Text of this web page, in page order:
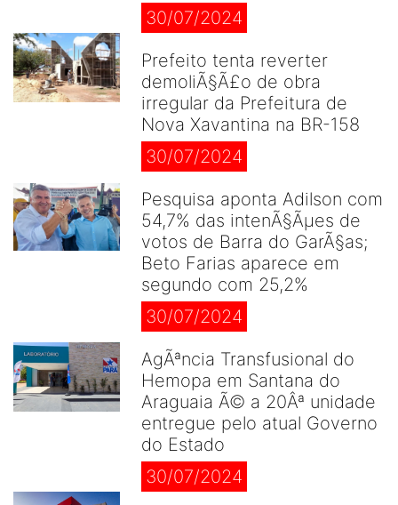
30/07/2024
Prefeito tenta reverter
demoliÃ§Ã£o de obra
irregular da Prefeitura de
Nova Xavantina na BR-158
30/07/2024
Pesquisa aponta Adilson com
54,7% das intenÃ§Ãµes de
votos de Barra do GarÃ§as;
Beto Farias aparece em
segundo com 25,2%
30/07/2024
AgÃªncia Transfusional do
Hemopa em Santana do
Araguaia Ã© a 20Âª unidade
entregue pelo atual Governo
do Estado
30/07/2024